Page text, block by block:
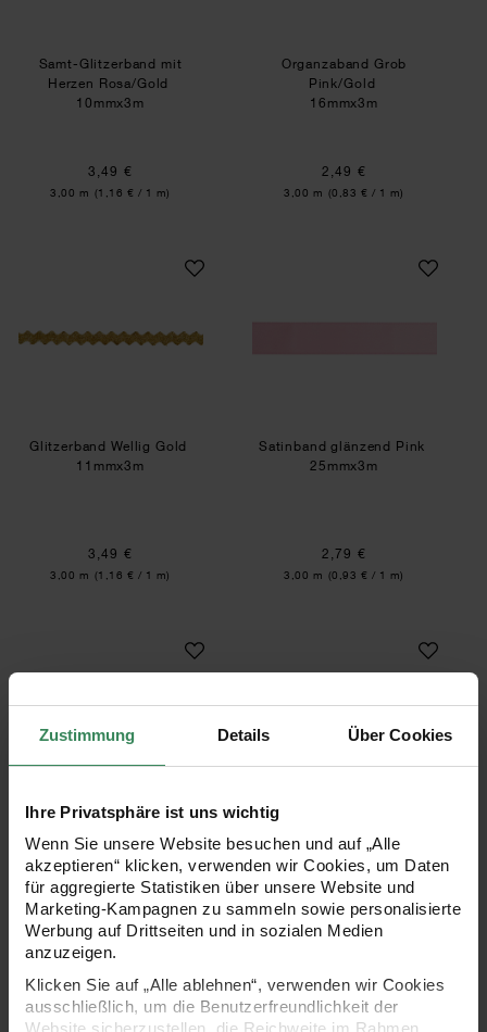
Zustimmung Details Über Cookies
Ihre Privatsphäre ist uns wichtig
Wenn Sie unsere Website besuchen und auf „Alle
akzeptieren“ klicken, verwenden wir Cookies, um Daten
für aggregierte Statistiken über unsere Website und
Marketing-Kampagnen zu sammeln sowie personalisierte
Werbung auf Drittseiten und in sozialen Medien
anzuzeigen.
Klicken Sie auf „Alle ablehnen“, verwenden wir Cookies
ausschließlich, um die Benutzerfreundlichkeit der
Website sicherzustellen, die Reichweite im Rahmen
Samt-Glitzerband mit
Herzen Rosa/Gold
10mmx3m
3,49 €
Inhalt:
3,00 m (1,16 € / 1 m)
Organzaband Grob
Pink/Gold
16mmx3m
2,49 €
Inhalt:
3,00 m (0,83 € / 1 m)
Glitzerband Wellig Gold
Glitzerband Wellig Gold
11mmx3m
3,49 €
Inhalt:
3,00 m (1,16 € / 1 m)
Satinband
Satinband glänzend Pink
25mmx3m
2,79 €
Inhalt:
3,00 m (0,93 € / 1 m)
Samt-Paillettenband Rot
10mmx3m
3,49 €
Inhalt:
3,00 m (1,16 € / 1 m)
Glitzerband Pink/
Pink/Gold/Silber
10mmx3m
3,49 €
Glitzerband Rosa Glitzerband Rot